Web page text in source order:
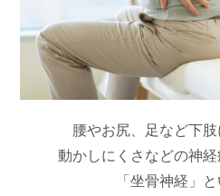
腰やお尻、足など下肢
動かしにくさなどの神経
「坐骨神経」